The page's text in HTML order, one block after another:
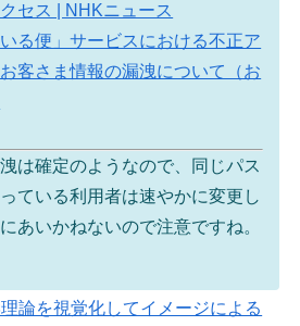
セス | NHKニュース
いる便」サービスにおける不正ア
客さま情報の漏洩について（お
は確定のようなので、同じパス
ている利用者は速やかに変更し
あいかねないので注意ですね。
論を視覚化してイメージによる